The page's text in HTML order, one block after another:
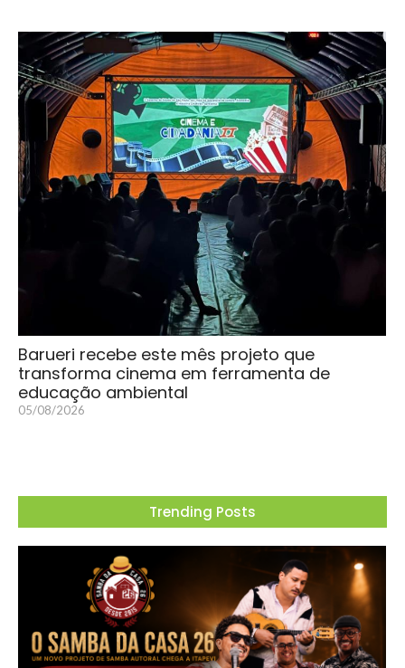
Barueri recebe este mês projeto que
transforma cinema em ferramenta de
educação ambiental
05/08/2026
Trending Posts